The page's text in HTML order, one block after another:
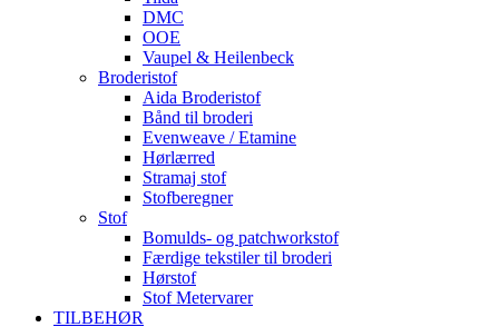
DMC
OOE
Vaupel & Heilenbeck
Broderistof
Aida Broderistof
Bånd til broderi
Evenweave / Etamine
Hørlærred
Stramaj stof
Stofberegner
Stof
Bomulds- og patchworkstof
Færdige tekstiler til broderi
Hørstof
Stof Metervarer
TILBEHØR